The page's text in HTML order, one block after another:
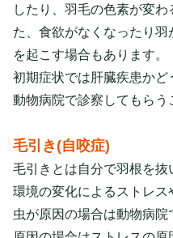
したり、羽毛の色素が変
た、食欲がなくなったり
を起こす場合もあります。
初期症状では肝臓疾患か
動物病院で診察してもらう
毛引き(自咬症)
毛引きとは自分で羽根を
環境の変化によるストレ
虫が原因の場合は動物病